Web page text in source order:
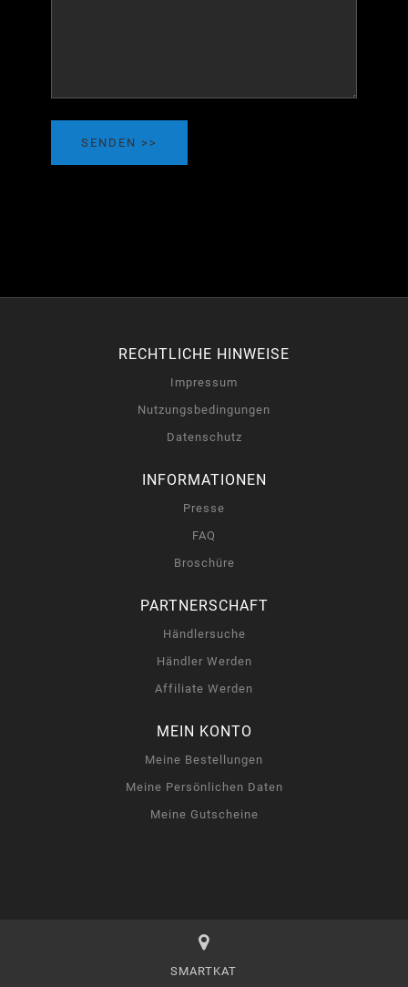
SENDEN
RECHTLICHE HINWEISE
Impressum
Nutzungsbedingungen
Datenschutz
INFORMATIONEN
Presse
FAQ
Broschüre
PARTNERSCHAFT
Händlersuche
Händler Werden
Affiliate Werden
MEIN KONTO
Meine Bestellungen
Meine Persönlichen Daten
Meine Gutscheine
SMARTKAT